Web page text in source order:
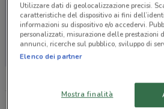
Non ci sono negozi
Utilizzare dati di geolocalizzazione precisi.
caratteristiche del dispositivo ai fini
informazioni su dispositivo e/o accedervi.
personalizzati, misurazione delle prestazioni
annunci, ricerche sul pubblico, sviluppo di
Elenco dei partner
Mostra finalità